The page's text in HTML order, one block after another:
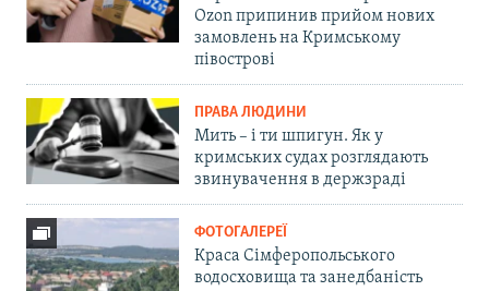
Ozon припинив прийом нових
замовлень на Кримському
півострові
ПРАВА ЛЮДИНИ
Мить – і ти шпигун. Як у
кримських судах розглядають
звинувачення в держзраді
ФОТОГАЛЕРЕЇ
Краса Сімферопольського
водосховища та занедбаність